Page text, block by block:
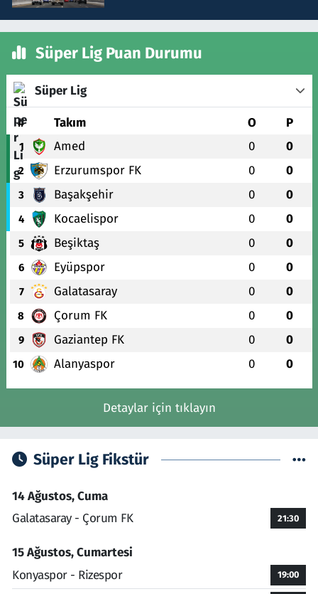
Süper Lig Puan Durumu
Süper Lig
# Takım O P
1 Amed 0 0
2 Erzurumspor FK 0 0
3 Başakşehir 0 0
4 Kocaelispor 0 0
5 Beşiktaş 0 0
6 Eyüpspor 0 0
7 Galatasaray 0 0
8 Çorum FK 0 0
9 Gaziantep FK 0 0
10 Alanyaspor 0 0
Detaylar için tıklayın
Süper Lig Fikstür
14 Ağustos, Cuma
Galatasaray - Çorum FK
21:30
15 Ağustos, Cumartesi
Konyaspor - Rizespor
19:00